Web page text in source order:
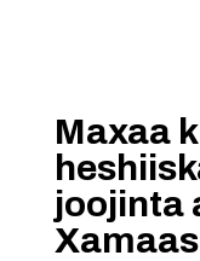
Maxaa
joojinta